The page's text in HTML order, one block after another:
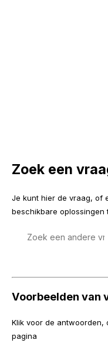
Zoek een
Je kunt hier de vraag, of
beschikbare oplossingen
Voorbeelden van
Klik voor de antwoorden,
pagina